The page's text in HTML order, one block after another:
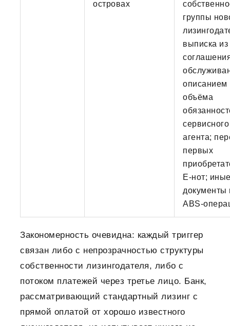
островах
группы
выписка из
описанием
объёма
сервисного
агента;
первых
E-нот;
документы
ABS-
Закономерность очевидна: каждый триггер
связан либо с непрозрачностью структуры
собственности лизингодателя, либо с
потоком платежей через третье лицо. Банк,
рассматривающий стандартный лизинг с
прямой оплатой от хорошо известного